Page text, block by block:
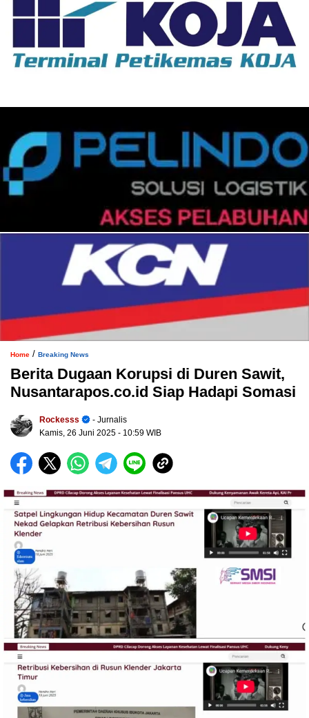
Home / Breaking News
Berita Dugaan Korupsi di Duren Sawit,
Nusantarapos.co.id Siap Hadapi Somasi
Rockesss
- Jurnalis
Kamis, 26 Juni 2025 - 10:59 WIB